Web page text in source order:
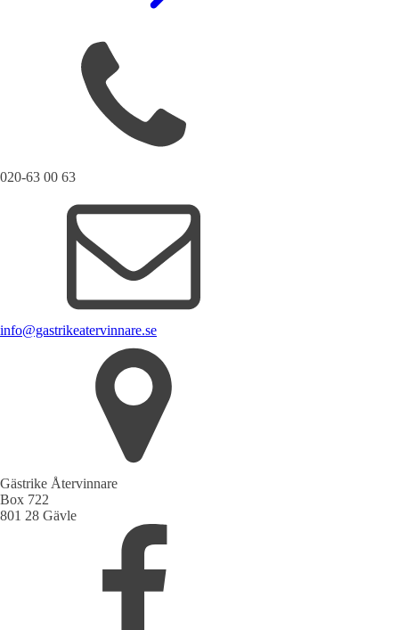
020-63 00 63
info@gastrikeatervinnare.se
Gästrike Återvinnare
Box 722
801 28 Gävle